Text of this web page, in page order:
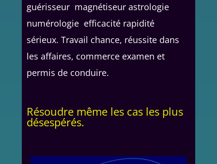
guérisseur magnétiseur astrologie
numérologie efficacité rapidité
sérieux. Travail chance, réussite dans
les affaires, commerce examen et
permis de conduire.
Résoudre même les cas les plus
désespérés.